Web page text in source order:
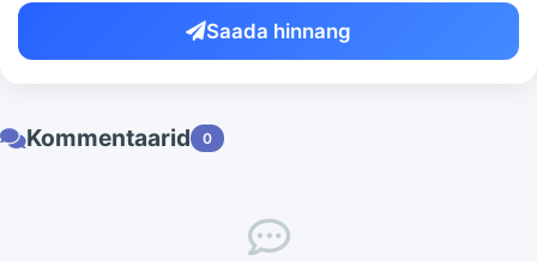
Saada hinnang
Kommentaarid 0